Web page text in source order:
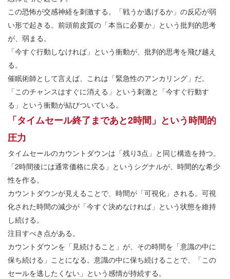
この恐怖が交感神経を刺激する。「戦うか逃げるか」の反応が弱
い形で起きる。前頭前皮質の「本当に必要か」という批判的思考
が、弱まる。
「今すぐ行動しなければ」という衝動が、批判的思考を飛び越え
る。
催眠術師として言えば、これは「緊急性のアンカリング」だ。
「このチャンスはすぐに消える」という刺激と「今すぐ行動す
る」という衝動が結びついている。
「タイムセール終了まであと2時間」という時間的
圧力
タイムセールのカウントダウンは「残り3点」と同じ構造を持つ。
「2時間後には通常価格に戻る」というシグナルが、時間的な希少
性を作る。
カウントダウンが見えることで、時間が「可視化」される。可視
化された時間の減少が「今すぐ決めなければ」という状態を維持
し続ける。
注目すべき点がある。
カウントダウンを「見続けること」が、その時間を「意識の中に
保ち続ける」ことになる。意識の中に保ち続けることで、「この
セールを逃したくない」という感情が持続する。